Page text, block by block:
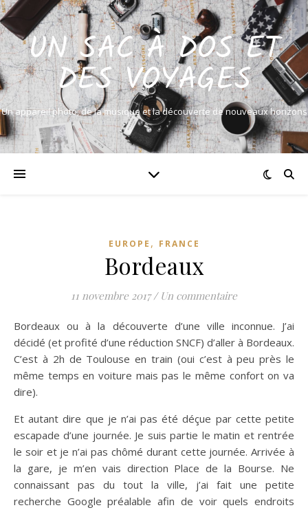
UN SAC À DOS ET
DES VOYAGES
Un appareil photo, de la musique et la découverte de nouveaux horizons
EUROPE , FRANCE
Bordeaux
11 novembre 2017 / Un commentaire
Bordeaux ou à la découverte d’une ville inconnue. J’ai
décidé (et profité d’une réduction SNCF) d’aller à Bordeaux.
C’est à 2h de Toulouse en train (oui c’est à peu près le
même temps en voiture mais pas le même confort on va
dire).
Et autant dire que je n’ai pas été déçue par cette petite
escapade d’une journée. Je suis partie le matin et rentrée
le soir et je n’ai pas chômé durant cette journée. Arrivée à
la gare, je m’en vais direction Place de la Bourse. Ne
connaissant pas du tout la ville, j’ai fait une petite
recherche Google préalable afin de voir quels endroits